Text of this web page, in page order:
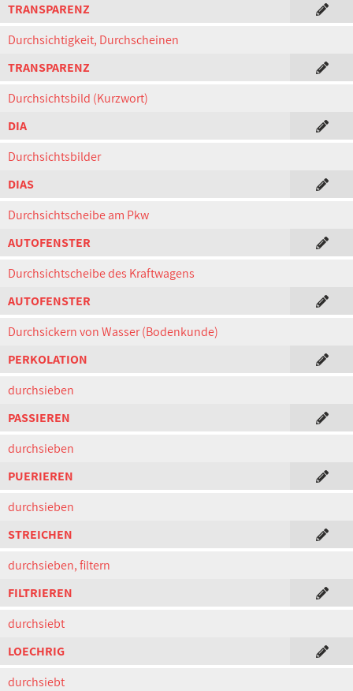
TRANSPARENZ
Durchsichtigkeit, Durchscheinen
TRANSPARENZ
Durchsichtsbild (Kurzwort)
DIA
Durchsichtsbilder
DIAS
Durchsichtscheibe am Pkw
AUTOFENSTER
Durchsichtscheibe des Kraftwagens
AUTOFENSTER
Durchsickern von Wasser (Bodenkunde)
PERKOLATION
durchsieben
PASSIEREN
durchsieben
PUERIEREN
durchsieben
STREICHEN
durchsieben, filtern
FILTRIEREN
durchsiebt
LOECHRIG
durchsiebt